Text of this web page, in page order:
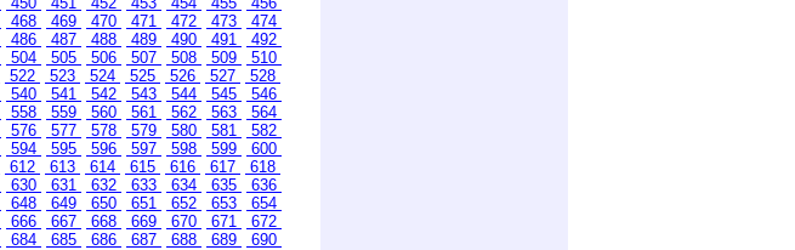
468 469 470 471 472 473
474
486 487 488 489 490 491
492
504 505 506 507 508 509
510
522 523 524 525 526 527
528
540 541 542 543 544 545
546
558 559 560 561 562 563
564
576 577 578 579 580 581
582
594 595 596 597 598 599
600
612 613 614 615 616 617
618
630 631 632 633 634 635
636
648 649 650 651 652 653
654
666 667 668 669 670 671
672
684 685 686 687 688 689
690